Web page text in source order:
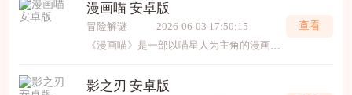
漫画喵 安卓版
冒险解谜
2026-06-03 17:50:15
《漫画喵》是一部以喵星人为主角的漫画，讲述了一只名叫小喵的喵星人在地球上冒险的故事。小喵具有超能力，能够变身为各种形态，并与人类展开一系列搞笑、感人的互动。在与人类的
查看
影之刃 安卓版